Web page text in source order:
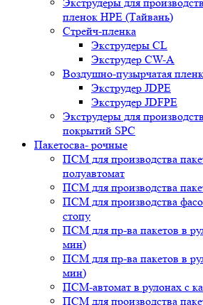
пленок HPE (Тайвань)
Стрейч-пленка
Экструдеры CL
Экструдер CW-A
Воздушно-пузырчатая
Экструдер JDPE
Экструдер JDFPE
Экструдеры для
покрытий SPC
Пакетосва- рочные
ПСМ для производства
полуавтомат
ПСМ для производства
ПСМ для производства
стопу
ПСМ для пр-ва пакетов в
мин)
ПСМ для пр-ва пакетов в
мин)
ПСМ-автомат в рулонах с
ПСМ для производства